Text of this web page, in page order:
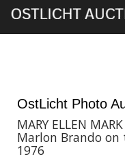
OstLicht Photo
MARY ELLEN
Marlon Brando on
1976